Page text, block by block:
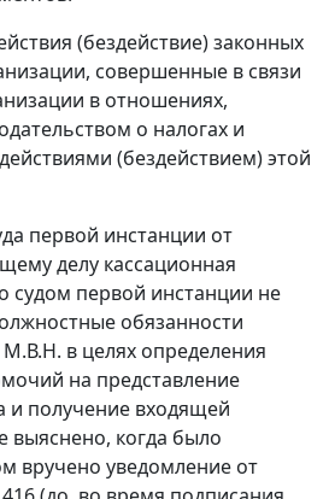
(бездействие) законных
совершенные в связи
в отношениях,
о налогах и
(бездействием) этой
первой инстанции от
делу кассационная
судом первой инстанции не
обязанности
М.В.Н. в целях определения
на представление
и получение входящей
выяснено, когда было
вручено уведомление от